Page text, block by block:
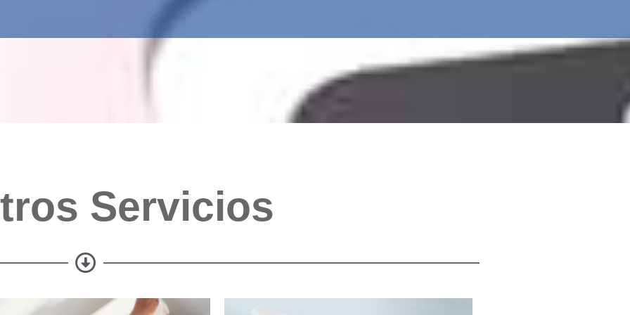
Servicios